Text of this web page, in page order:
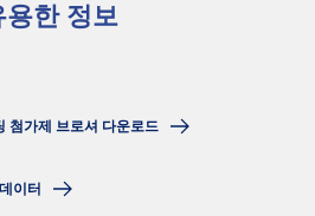
용한 정보
가제 브로셔 다운로드
이터